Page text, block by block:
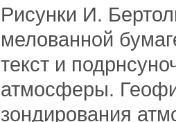
Рисунки И.
мелованной
текст и
атмосферы.
зондирования